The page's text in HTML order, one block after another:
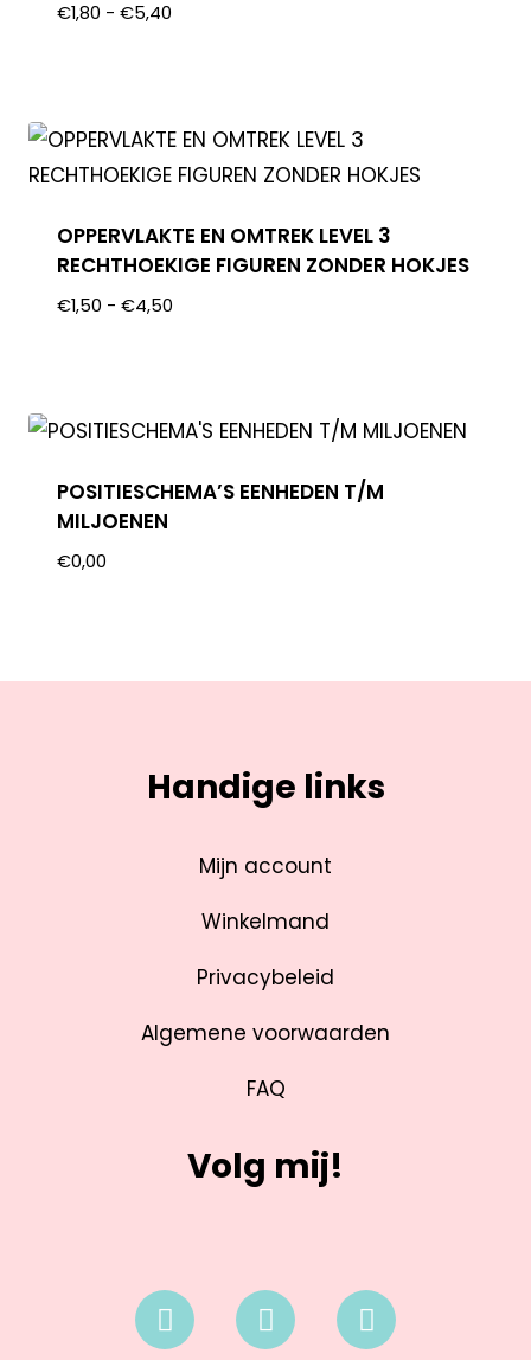
€1,80 - €5,40
OPPERVLAKTE EN OMTREK LEVEL 3
RECHTHOEKIGE FIGUREN ZONDER HOKJES
€1,50 - €4,50
POSITIESCHEMA’S EENHEDEN T/M
MILJOENEN
€0,00
Handige links
Mijn account
Winkelmand
Privacybeleid
Algemene voorwaarden
FAQ
Volg mij!